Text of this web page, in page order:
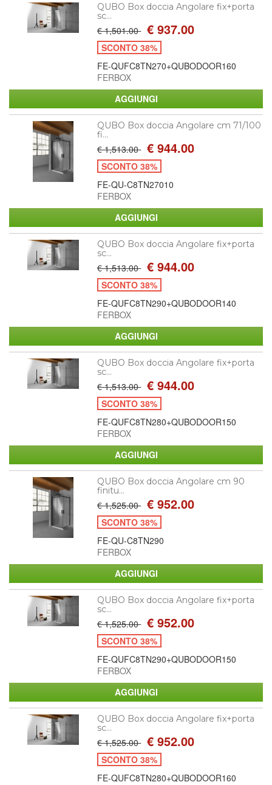
QUBO Box doccia Angolare fix+porta
sc...
€ 1,501.00 € 937.00
SCONTO 38%
FE-QUFC8TN270+QUBODOOR160
FERBOX
QUBO Box doccia Angolare cm 71/100
fi...
€ 1,513.00 € 944.00
SCONTO 38%
FE-QU-C8TN27010
FERBOX
QUBO Box doccia Angolare fix+porta
sc...
€ 1,513.00 € 944.00
SCONTO 38%
FE-QUFC8TN290+QUBODOOR140
FERBOX
QUBO Box doccia Angolare fix+porta
sc...
€ 1,513.00 € 944.00
SCONTO 38%
FE-QUFC8TN280+QUBODOOR150
FERBOX
QUBO Box doccia Angolare cm 90
finitu...
€ 1,525.00 € 952.00
SCONTO 38%
FE-QU-C8TN290
FERBOX
QUBO Box doccia Angolare fix+porta
sc...
€ 1,525.00 € 952.00
SCONTO 38%
FE-QUFC8TN290+QUBODOOR150
FERBOX
QUBO Box doccia Angolare fix+porta
sc...
€ 1,525.00 € 952.00
SCONTO 38%
FE-QUFC8TN280+QUBODOOR160